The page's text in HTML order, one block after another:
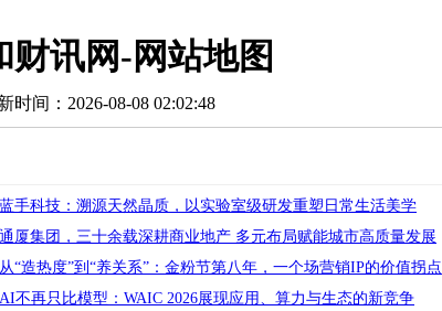
财讯网-网站地图
时间：2026-08-08 02:02:48
蓝手科技：溯源天然晶质，以实验室级研发重塑日常生活美学
通厦集团，三十余载深耕商业地产 多元布局赋能城市高质量发展
从“造热度”到“养关系”：金粉节第八年，一个场营销IP的价值拐点
AI不再只比模型：WAIC 2026展现应用、算力与生态的新竞争